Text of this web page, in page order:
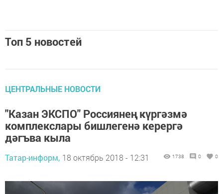
Топ 5 новостей
ЦЕНТРАЛЬНЫЕ НОВОСТИ
"Казан ЭКСПО" Россиянең күргәзмә
комплекслары бишлегенә керергә
дәгъва кыла
Татар-информ, 18 октябрь 2018 - 12:31 1738 0 0